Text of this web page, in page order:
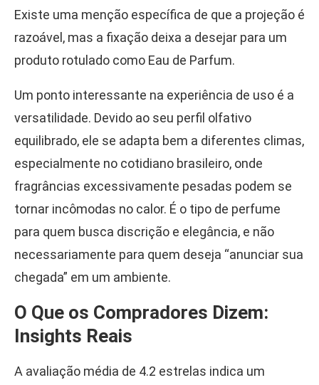
Existe uma menção específica de que a projeção é
razoável, mas a fixação deixa a desejar para um
produto rotulado como Eau de Parfum.
Um ponto interessante na experiência de uso é a
versatilidade. Devido ao seu perfil olfativo
equilibrado, ele se adapta bem a diferentes climas,
especialmente no cotidiano brasileiro, onde
fragrâncias excessivamente pesadas podem se
tornar incômodas no calor. É o tipo de perfume
para quem busca discrição e elegância, e não
necessariamente para quem deseja “anunciar sua
chegada” em um ambiente.
O Que os Compradores Dizem:
Insights Reais
A avaliação média de 4.2 estrelas indica um